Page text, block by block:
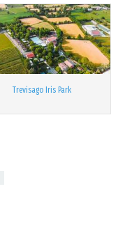
Trevisago Iris Park